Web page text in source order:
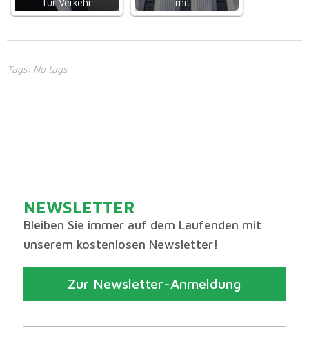
für Verkehr mit…
Tags: No tags
NEWSLETTER
Bleiben Sie immer auf dem Laufenden mit
unserem kostenlosen Newsletter!
Zur Newsletter-Anmeldung